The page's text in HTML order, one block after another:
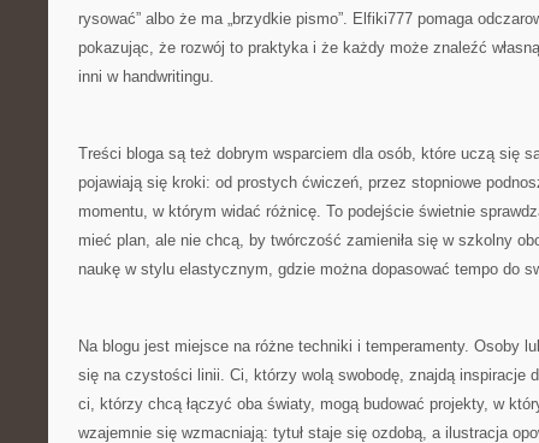
rysować” albo że ma „brzydkie pismo”. Elfiki777 pomaga
pokazując, że rozwój to praktyka i że każdy może znaleźć
inni w handwritingu.
Treści bloga są też dobrym wsparciem dla osób, które uczą się
pojawiają się kroki: od prostych ćwiczeń, przez stopniowe
momentu, w którym widać różnicę. To podejście świetnie
mieć plan, ale nie chcą, by twórczość zamieniła się w szkolny
naukę w stylu elastycznym, gdzie można dopasować tempo do
Na blogu jest miejsce na różne techniki i temperamenty. Osoby
się na czystości linii. Ci, którzy wolą swobodę, znajdą inspiracje
ci, którzy chcą łączyć oba światy, mogą budować projekty, w
wzajemnie się wzmacniają: tytuł staje się ozdobą, a ilustracja